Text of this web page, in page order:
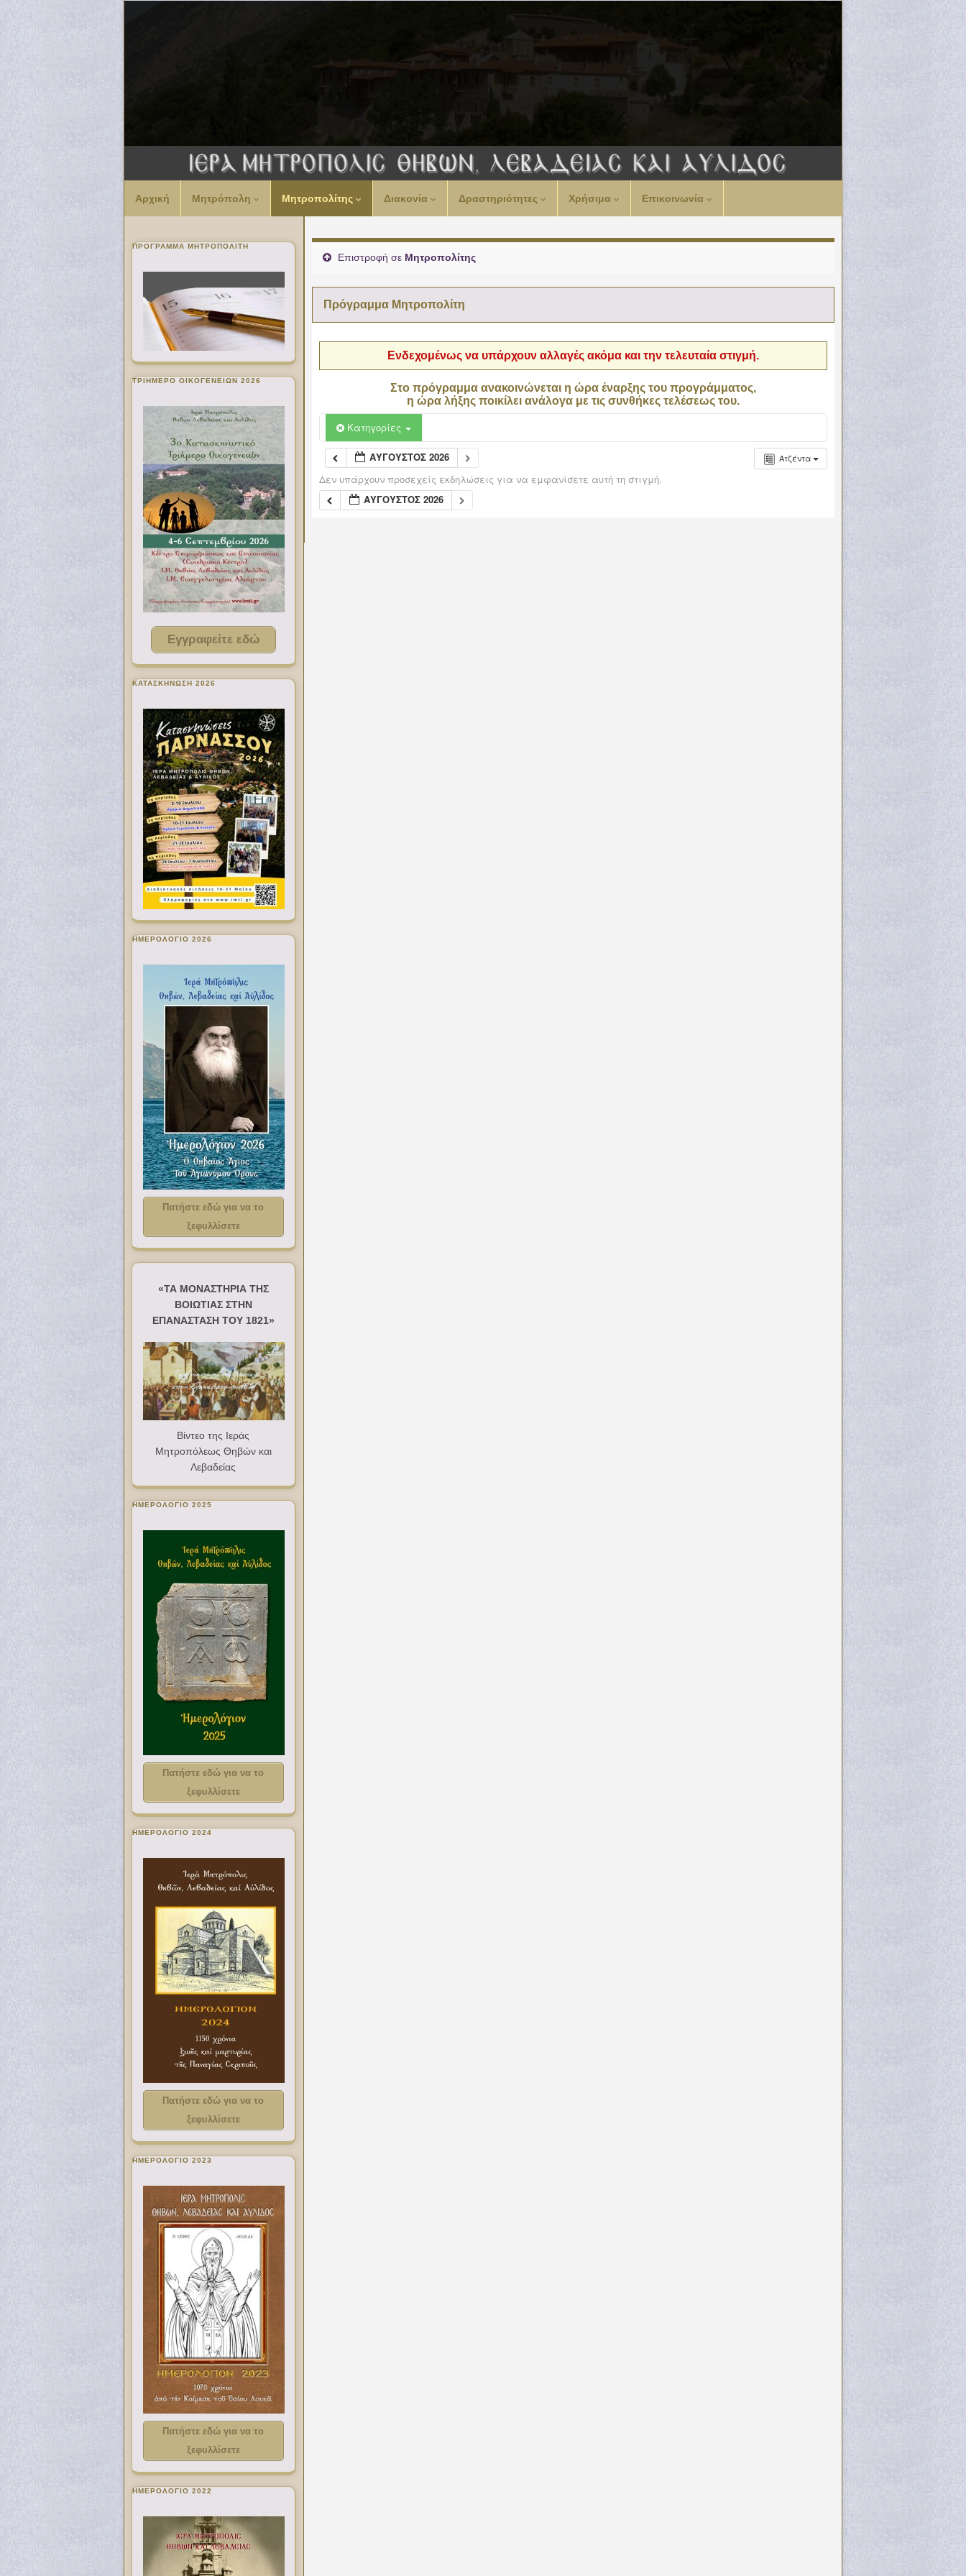
Αρχική Μητρόπολη Μητροπολίτης Διακονία Δραστηριότητες Χρήσιμα Επικοινωνία
Επιστροφή σε Μητροπολίτης
Πρόγραμμα Μητροπολίτη
Ενδεχομένως να υπάρχουν αλλαγές ακόμα και την τελευταία στιγμή.
Στο πρόγραμμα ανακοινώνεται η ώρα έναρξης του προγράμματος,
η ώρα λήξης ποικίλει ανάλογα με τις συνθήκες τελέσεως του.
Κατηγορίες
Ατζέντα
ΑΎΓΟΥΣΤΟΣ 2026
Δεν υπάρχουν προσεχείς εκδηλώσεις για να εμφανίσετε αυτή τη στιγμή.
ΑΎΓΟΥΣΤΟΣ 2026
ΠΡΌΓΡΑΜΜΑ ΜΗΤΡΟΠΟΛΊΤΗ
ΤΡΙΗΜΕΡΟ ΟΙΚΟΓΕΝΕΙΩΝ 2026
Εγγραφείτε εδώ
ΚΑΤΑΣΚΗΝΩΣΗ 2026
ΗΜΕΡΟΛΟΓΙΟ 2026
Πατήστε εδώ για να το
ξεφυλλίσετε
«ΤΑ ΜΟΝΑΣΤΗΡΙΑ ΤΗΣ
ΒΟΙΩΤΙΑΣ ΣΤΗΝ
ΕΠΑΝΑΣΤΑΣΗ ΤΟΥ 1821»
Βίντεο της Ιεράς
Μητροπόλεως Θηβών και
Λεβαδείας
ΗΜΕΡΟΛΟΓΙΟ 2025
Πατήστε εδώ για να το
ξεφυλλίσετε
ΗΜΕΡΟΛΟΓΙΟ 2024
Πατήστε εδώ για να το
ξεφυλλίσετε
ΗΜΕΡΟΛΟΓΙΟ 2023
Πατήστε εδώ για να το
ξεφυλλίσετε
ΗΜΕΡΟΛΟΓΙΟ 2022